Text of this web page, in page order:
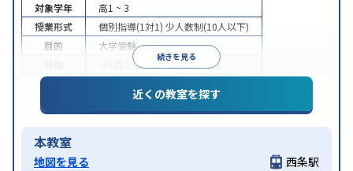
続きを見る
対象学年
高1 ~ 3
授業形式
個別指導(1対1) 少人数制(10人以下)
目的
大学受験
1科目から受講可能
近くの教室を探す
本教室
地図を見る
西条駅